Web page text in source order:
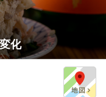
化